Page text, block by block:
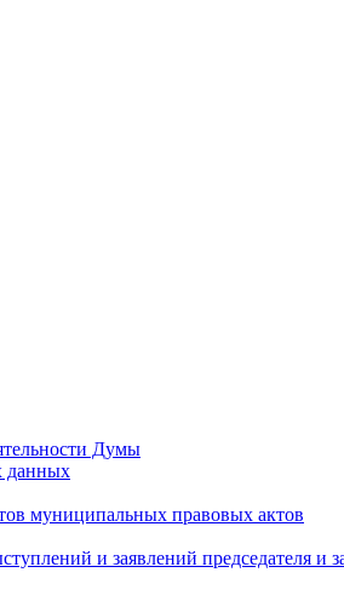
Думы
данных
муниципальных правовых актов
и заявлений председателя и